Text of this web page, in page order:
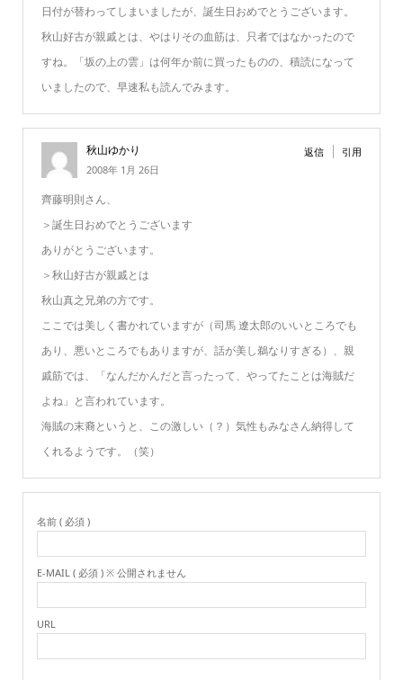
日付が替わってしまいましたが、誕生日おめでとうございます。
秋山好古が親戚とは、やはりその血筋は、只者ではなかったので
すね。「坂の上の雲」は何年か前に買ったものの、積読になって
いましたので、早速私も読んでみます。
秋山ゆかり
2008年 1月 26日
返信 引用
齊藤明則さん、
＞誕生日おめでとうございます
ありがとうございます。
＞秋山好古が親戚とは
秋山真之兄弟の方です。
ここでは美しく書かれていますが（司馬 遼太郎のいいところでも
あり、悪いところでもありますが、話が美し鵜なりすぎる）、親
戚筋では、「なんだかんだと言ったって、やってたことは海賊だ
よね」と言われています。
海賊の末裔というと、この激しい（？）気性もみなさん納得して
くれるようです。（笑）
名前 ( 必須 )
E-MAIL ( 必須 ) ※ 公開されません
URL